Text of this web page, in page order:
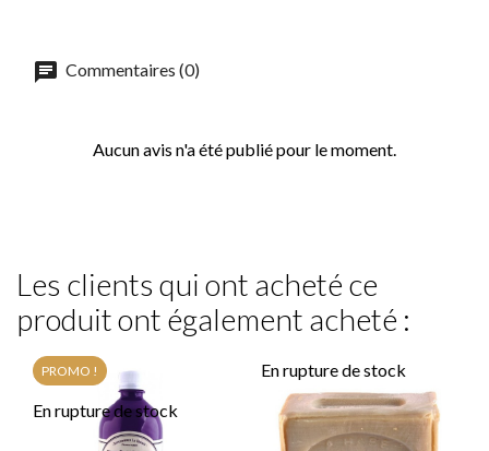
Commentaires (0)
Aucun avis n'a été publié pour le moment.
Les clients qui ont acheté ce
produit ont également acheté :
PROMO !
En rupture de stock
En rupture de stock